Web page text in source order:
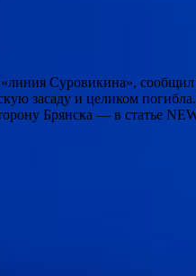
Суровикина»,
засаду и целиком
Брянска — в статье